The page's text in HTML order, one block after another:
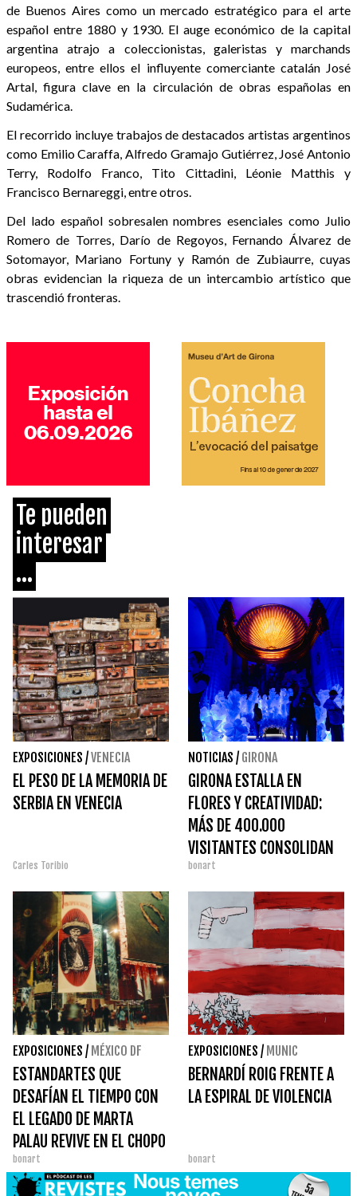
de Buenos Aires como un mercado estratégico para el arte
español entre 1880 y 1930. El auge económico de la capital
argentina atrajo a coleccionistas, galeristas y marchands
europeos, entre ellos el influyente comerciante catalán José
Artal, figura clave en la circulación de obras españolas en
Sudamérica.
El recorrido incluye trabajos de destacados artistas argentinos
como Emilio Caraffa, Alfredo Gramajo Gutiérrez, José Antonio
Terry, Rodolfo Franco, Tito Cittadini, Léonie Matthis y
Francisco Bernareggi, entre otros.
Del lado español sobresalen nombres esenciales como Julio
Romero de Torres, Darío de Regoyos, Fernando Álvarez de
Sotomayor, Mariano Fortuny y Ramón de Zubiaurre, cuyas
obras evidencian la riqueza de un intercambio artístico que
trascendió fronteras.
Te pueden
interesar
...
EXPOSICIONES /VENECIA
EL PESO DE LA MEMORIA DE
SERBIA EN VENECIA
Carles Toribio
NOTICIAS / GIRONA
GIRONA ESTALLA EN
FLORES Y CREATIVIDAD:
MÁS DE 400.000
VISITANTES CONSOLIDAN
EL ÉXITO DE TEMPS DE
FLORS
bonart
EXPOSICIONES / MÉXICO DF
ESTANDARTES QUE
DESAFÍAN EL TIEMPO CON
EL LEGADO DE MARTA
PALAU REVIVE EN EL CHOPO
bonart
EXPOSICIONES / MUNIC
BERNARDÍ ROIG FRENTE A
LA ESPIRAL DE VIOLENCIA
bonart